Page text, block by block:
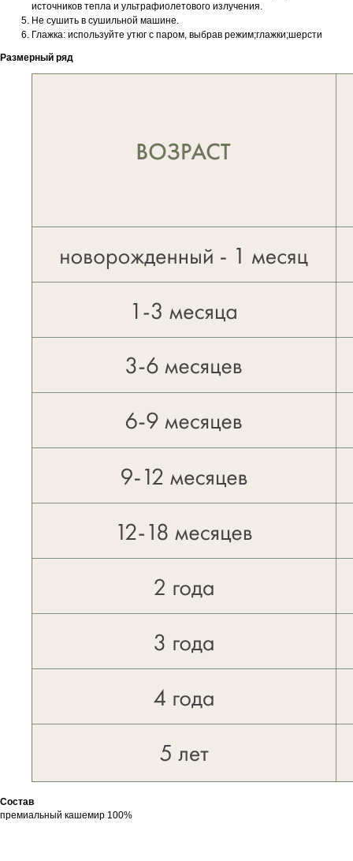
источников тепла и ультрафиолетового излучения.
Не сушить в сушильной машине.
Глажка: используйте утюг с паром, выбрав режим;глажки;шерсти
Размерный ряд
Состав
премиальный кашемир 100%